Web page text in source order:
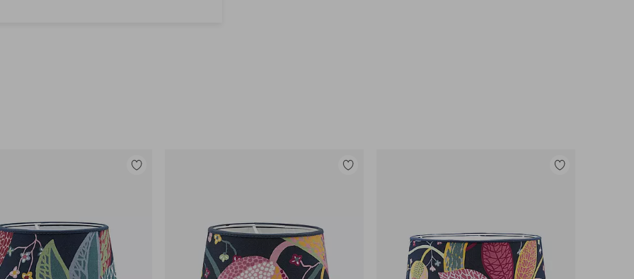
Tilføj
Tilføj
Tilføj